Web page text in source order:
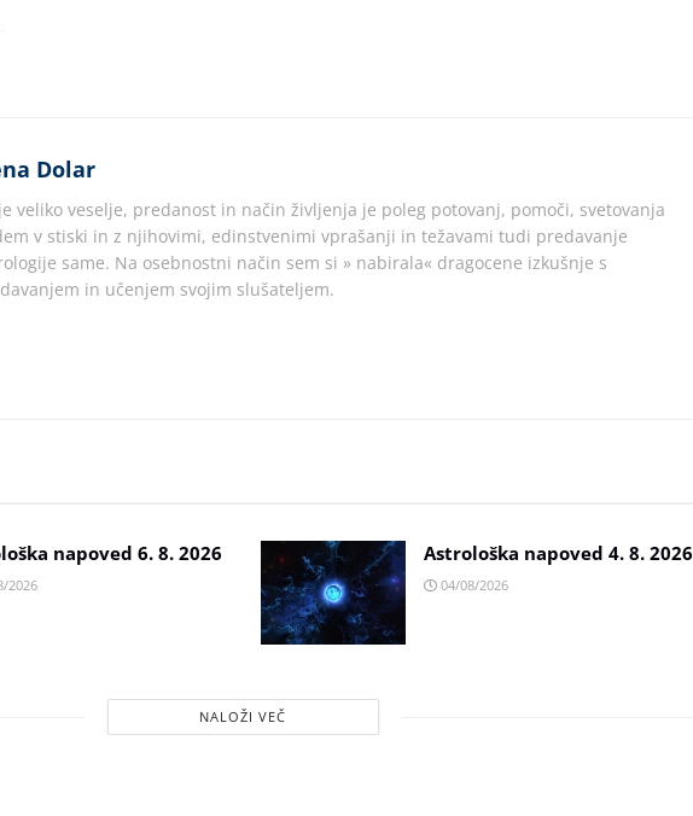
Dolar
veliko veselje, predanost in način življenja je poleg potovanj, pomoči, svetovanja
v stiski in z njihovimi, edinstvenimi vprašanji in težavami tudi predavanje
same. Na osebnostni način sem si » nabirala« dragocene izkušnje s
in učenjem svojim slušateljem.
napoved 6. 8. 2026
2026
Astrološka napoved 4. 8. 2026
04/08/2026
NALOŽI VEČ